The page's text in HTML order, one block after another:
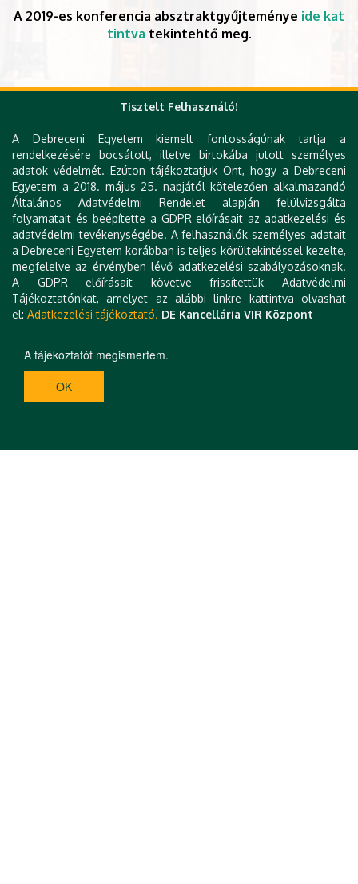
A 2019-es konferencia absztraktgyűjteménye ide kat
tintva tekintehtő meg.
Tisztelt Felhasználó!
A Debreceni Egyetem kiemelt fontosságúnak tartja a
rendelkezésére bocsátott, illetve birtokába jutott személyes
adatok védelmét. Ezúton tájékoztatjuk Önt, hogy a Debreceni
Egyetem a 2018. május 25. napjától kötelezően alkalmazandó
Általános Adatvédelmi Rendelet alapján felülvizsgálta
folyamatait és beépítette a GDPR előírásait az adatkezelési és
adatvédelmi tevékenységébe. A felhasználók személyes adatait
a Debreceni Egyetem korábban is teljes körültekintéssel kezelte,
megfelelve az érvényben lévő adatkezelési szabályozásoknak.
A GDPR előírásait követve frissítettük Adatvédelmi
Tájékoztatónkat, amelyet az alábbi linkre kattintva olvashat
el: Adatkezelési tájékoztató. DE Kancellária VIR Központ
A tájékoztatót megismertem.
OK